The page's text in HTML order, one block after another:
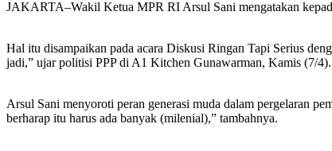
JAKARTA–Wakil Ketua MPR RI Arsul Sani mengatakan
Hal itu disampaikan pada acara Diskusi Ringan Tapi Serius
jadi,” ujar politisi PPP di A1 Kitchen Gunawarman, Kamis (7/4).
Arsul Sani menyoroti peran generasi muda dalam pergelaran
berharap itu harus ada banyak (milenial),” tambahnya.